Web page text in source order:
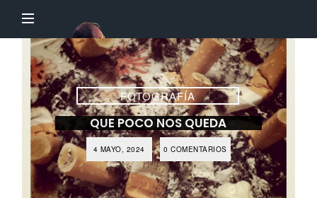
Profesor
Chillón
FOTOGRAFÍA
QUE POCO NOS QUEDA
4 MAYO, 2024 0 COMENTARIOS